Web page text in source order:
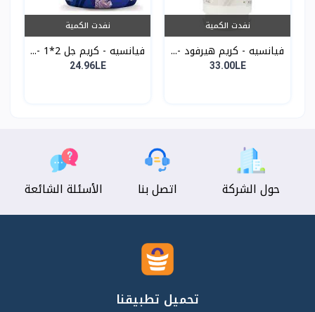
نفدت الكمية
فيانسيه - كريم هيرفود -...
33.00LE
نفدت الكمية
فيانسيه - كريم جل 2*1 -...
24.96LE
حول الشركة اتصل بنا الأسئلة الشائعة
تحميل تطبيقنا